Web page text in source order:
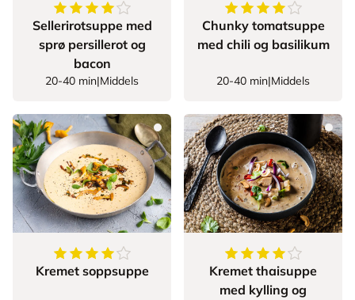
4.588235294117647
stjerner
Sellerirotsuppe med
sprø persillerot og
bacon
20-40 min|Middels
4.7av5 stjerner
Chunky tomatsuppe
med chili og basilikum
20-40 min|Middels
4.520833333333333
stjerner
Kremet soppsuppe
4.7av5 stjerner
Kremet thaisuppe
med kylling og